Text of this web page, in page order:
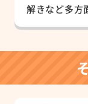
解きなど多方